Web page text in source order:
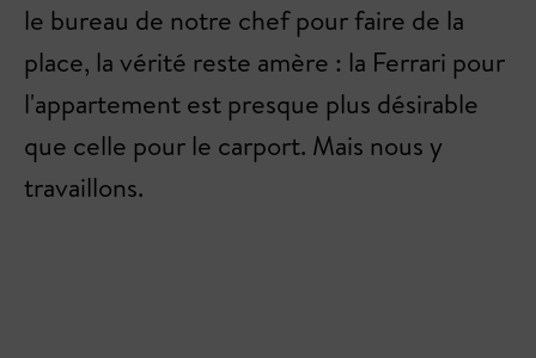
le bureau de notre chef pour faire de la
place, la vérité reste amère : la Ferrari pour
l'appartement est presque plus désirable
que celle pour le carport. Mais nous y
travaillons.